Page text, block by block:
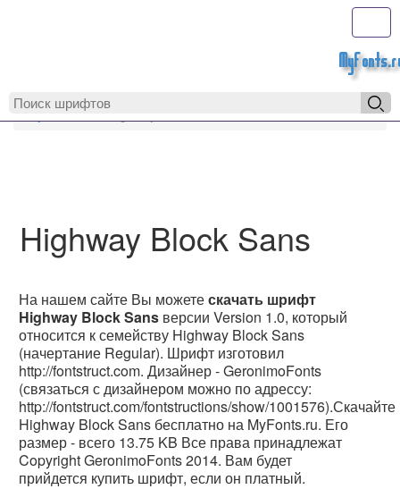
MyFonts.ru
Highway Block Sans
На нашем сайте Вы можетескачать шрифт
Highway Block Sans версии Version 1.0, который
относится к семейству Highway Block Sans
(начертание Regular). Шрифт изготовил
http://fontstruct.com. Дизайнер - GeronimoFonts
(связаться с дизайнером можно по адрессу:
http://fontstruct.com/fontstructions/show/1001576).Скачайте
Highway Block Sans бесплатно на MyFonts.ru. Его
размер - всего 13.75 KB Все права принадлежат
Copyright GeronimoFonts 2014. Вам будет
прийдется купить шрифт, если он платный.